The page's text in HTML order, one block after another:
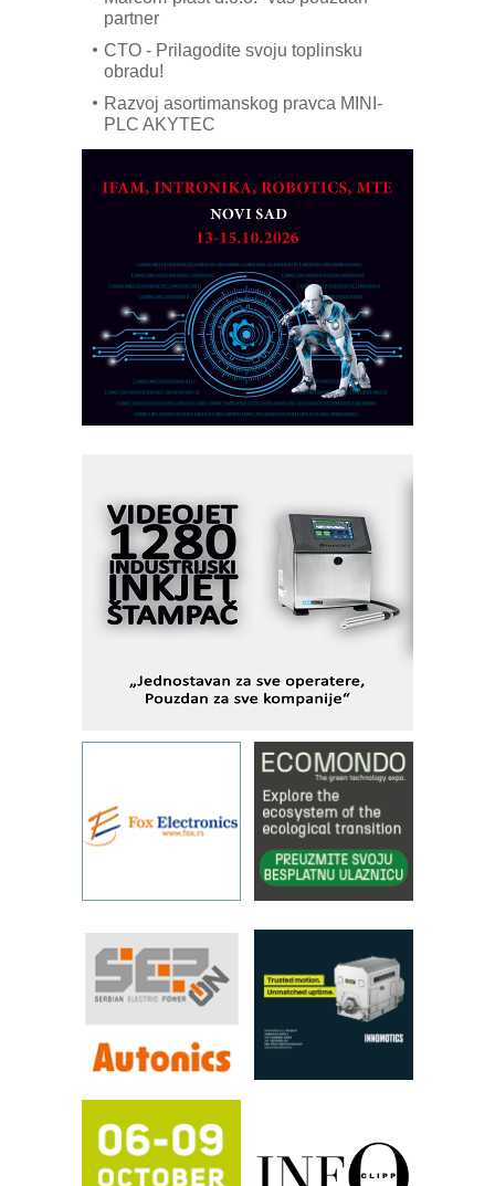
partner
CTO - Prilagodite svoju toplinsku
obradu!
Razvoj asortimanskog pravca MINI-
PLC AKYTEC
dostupan u Srbiji
MOTOMAN – NEXT-Robotika vođena
veštačkom inteligencijom
I.SAFE MOBILE revolucioniše
industrijsku automatizaciju
pionirskimmobile operator PANEL-OM
Fleksibilno stezanje i brzo
podešavanje u proizvodnji prototipova
KIP KOP – napredna rešenja za
savremene industrijske i logističke
objekte
rešenjima
IBeRTIM - oprema za ispitivanje
kontrole kvaliteta
STAUFF – Komponente koje
povećavaju pouzdanost hidrauličkih
sistema
pouzdanost u transferu fluida
rešenja za filtraciju u hidrauličkim i
procesnim sistemima
Art Utopia Studio – vizuelne priče
industrije i biznisa
RILINEX kompanije Rittal
FANUC: Najbolje za vašu pametnu
automatizaciju
Efikasno upravljanje energijom
Automatizacija pakovanja · Display
(Shelf-Ready) omotnice
Proizvodnja iC7 Hybrid 1500 VDC
mrežnog pretvarača sa tečnim
hlađenjem
Trajna oznaka kao dugoročna korist
Bezbednost na prvom mestu!